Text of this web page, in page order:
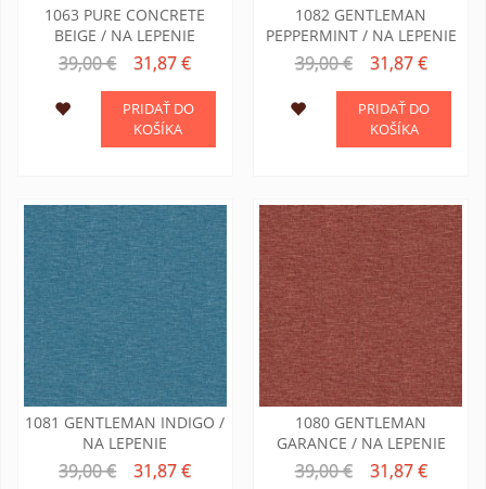
1063 PURE CONCRETE
BEIGE / NA LEPENIE
39,00 € 31,87 €
PRIDAŤ DO
KOŠÍKA
1082 GENTLEMAN
PEPPERMINT / NA LEPENIE
39,00 € 31,87 €
PRIDAŤ DO
KOŠÍKA
1081 GENTLEMAN INDIGO /
NA LEPENIE
39,00 € 31,87 €
1080 GENTLEMAN
GARANCE / NA LEPENIE
39,00 € 31,87 €